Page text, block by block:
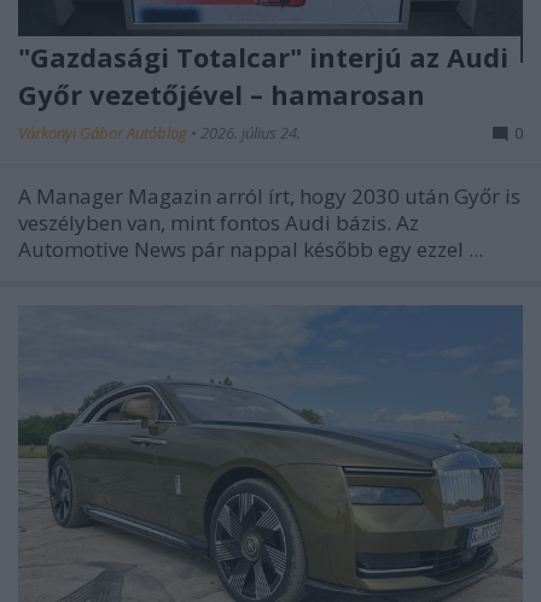
"Gazdasági Totalcar" interjú az Audi
Győr vezetőjével – hamarosan
Várkonyi Gábor Autóblog • 2026. július 24. 0
A Manager Magazin arról írt, hogy 2030 után Győr is
veszélyben van, mint fontos Audi bázis. Az
Automotive News pár nappal később egy ezzel ...